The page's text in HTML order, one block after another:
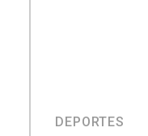
DEPORTES